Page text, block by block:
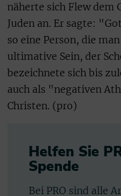
näherte sich Flew dem
Juden an. Er sagte:
so eine Person, die
ultimative Sein, der
bezeichnete sich bis
auch als "negativen
Christen. (pro)
Helfen Sie
Spende
Bei PRO sind alle